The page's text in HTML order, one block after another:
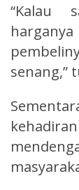
“Kalau
senang,”